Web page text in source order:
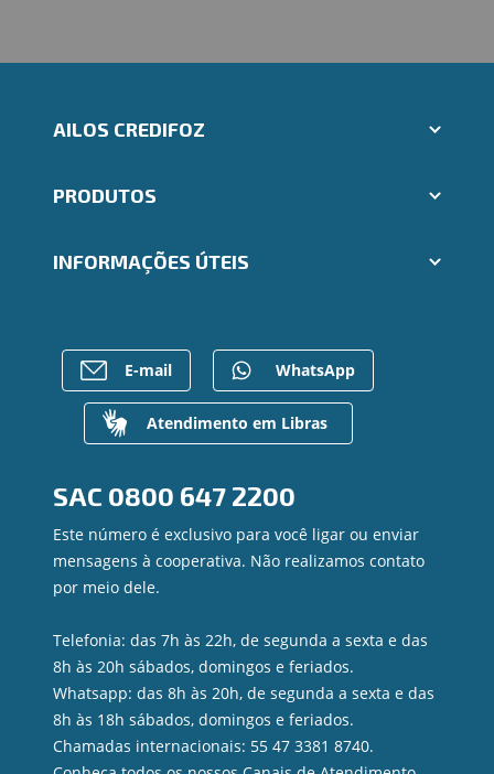
AILOS CREDIFOZ
Indique um amigo
Trabalhe Conosco
Ailos Educação
Mapa do site
Gerenciar Cookies
PRODUTOS
Consórcios
Previdência
Para empresas
INFORMAÇÕES ÚTEIS
Caixa Eletrônico
Regularização de dívidas
Valores a Receber
Contato
Ouvidoria
E-mail WhatsApp
Atendimento em Libras
SAC 0800 647 2200
Este número é exclusivo para você ligar ou enviar
mensagens à cooperativa. Não realizamos contato
por meio dele.
Telefonia: das 7h às 22h, de segunda a sexta e das
8h às 20h sábados, domingos e feriados.
Whatsapp: das 8h às 20h, de segunda a sexta e das
8h às 18h sábados, domingos e feriados.
Chamadas internacionais: 55 47 3381 8740.